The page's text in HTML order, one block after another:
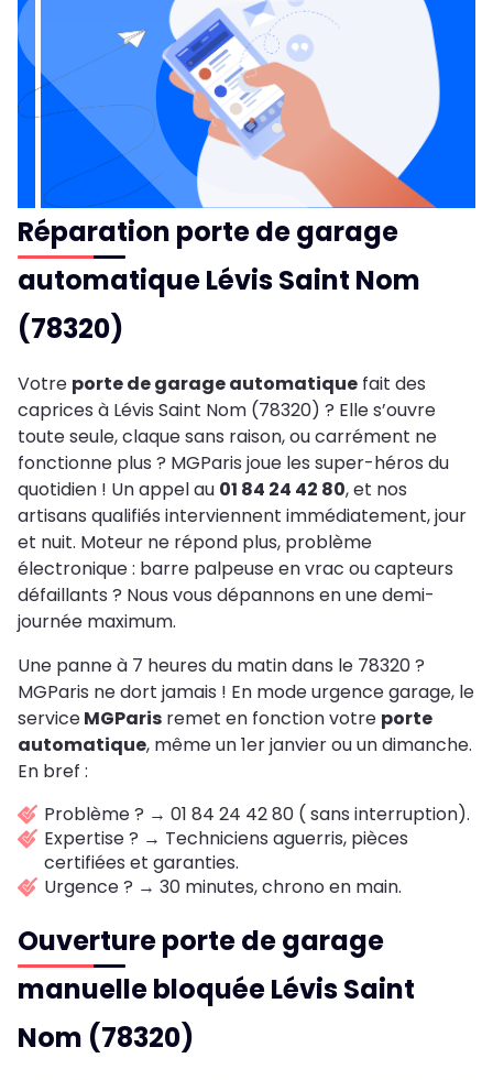
Réparation porte de garage
automatique Lévis Saint Nom
(78320)
Votre porte de garage automatique fait des
caprices à Lévis Saint Nom (78320) ? Elle s’ouvre
toute seule, claque sans raison, ou carrément ne
fonctionne plus ? MGParis joue les super-héros du
quotidien ! Un appel au 01 84 24 42 80, et nos
artisans qualifiés interviennent immédiatement, jour
et nuit. Moteur ne répond plus, problème
électronique : barre palpeuse en vrac ou capteurs
défaillants ? Nous vous dépannons en une demi-
journée maximum.
Une panne à 7 heures du matin dans le 78320 ?
MGParis ne dort jamais ! En mode urgence garage, le
serviceMGParis remet en fonction votre porte
automatique, même un 1er janvier ou un dimanche.
En bref :
Problème ? → 01 84 24 42 80 ( sans interruption).
Expertise ? → Techniciens aguerris, pièces
certifiées et garanties.
Urgence ? → 30 minutes, chrono en main.
Ouverture porte de garage
manuelle bloquée Lévis Saint
Nom (78320)